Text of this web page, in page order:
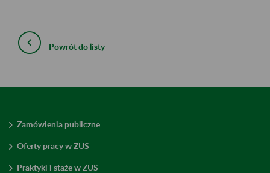
Powrót do listy
Zamówienia publiczne
Oferty pracy w ZUS
Praktyki i staże w ZUS